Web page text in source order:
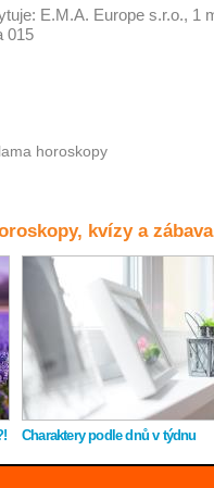
E.M.A. Europe s.r.o., 1
015
horoskopy
kvízy a zábava
Charaktery podle dnů v týdnu